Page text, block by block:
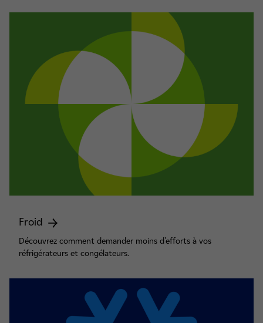
Froid
Découvrez comment demander moins d'efforts à vos
réfrigérateurs et congélateurs.